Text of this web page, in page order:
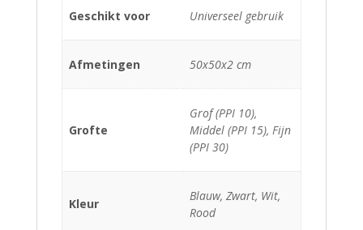
Geschikt voor Universeel gebruik
Afmetingen 50x50x2 cm
Grofte
Grof (PPI 10),
Middel (PPI 15), Fijn
(PPI 30)
Kleur
Blauw, Zwart, Wit,
Rood